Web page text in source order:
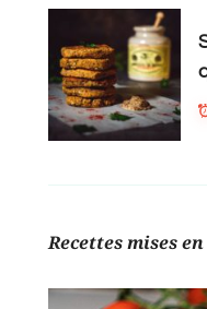
Recettes mises